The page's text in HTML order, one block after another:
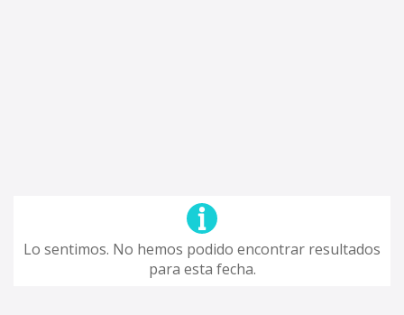
Lo sentimos. No hemos podido encontrar resultados
para esta fecha.